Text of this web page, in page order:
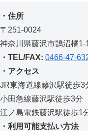
・住所
〒251-0024
神奈川県藤沢市鵠沼橘
・TEL/FAX: 0466-47-
・アクセス
JR東海道線藤沢駅徒歩3
小田急線藤沢駅徒歩3分
江ノ島電鉄藤沢駅徒歩1
・利用可能支払い方法